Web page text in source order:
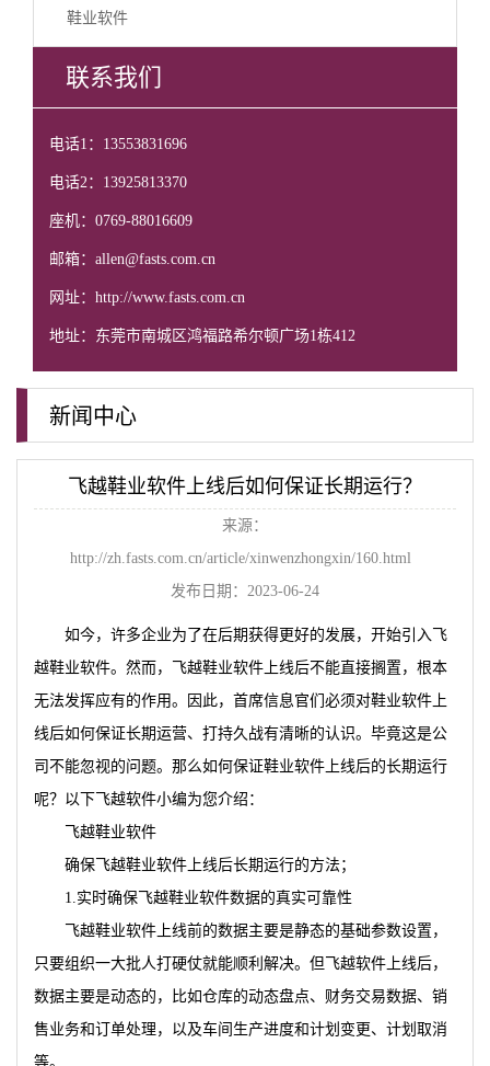
鞋业软件
联系我们
电话1：13553831696
电话2：13925813370
座机：0769-88016609
邮箱：allen@fasts.com.cn
网址：http://www.fasts.com.cn
地址：东莞市南城区鸿福路希尔顿广场1栋412
新闻中心
飞越鞋业软件上线后如何保证长期运行？
来源：
http://zh.fasts.com.cn/article/xinwenzhongxin/160.html
发布日期：2023-06-24
如今，许多企业为了在后期获得更好的发展，开始引入飞
越鞋业软件。然而，飞越鞋业软件上线后不能直接搁置，根本
无法发挥应有的作用。因此，首席信息官们必须对鞋业软件上
线后如何保证长期运营、打持久战有清晰的认识。毕竟这是公
司不能忽视的问题。那么如何保证鞋业软件上线后的长期运行
呢？以下飞越软件小编为您介绍：
飞越鞋业软件
确保飞越鞋业软件上线后长期运行的方法；
1.实时确保飞越鞋业软件数据的真实可靠性
飞越鞋业软件上线前的数据主要是静态的基础参数设置，
只要组织一大批人打硬仗就能顺利解决。但飞越软件上线后，
数据主要是动态的，比如仓库的动态盘点、财务交易数据、销
售业务和订单处理，以及车间生产进度和计划变更、计划取消
等。